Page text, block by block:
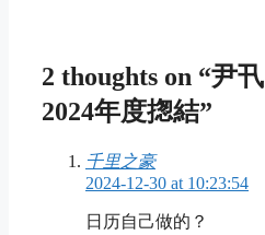
2 thoughts on “尹卂
2024年度揔結”
千里之豪
2024-12-30 at 10:23:54
日历自己做的？